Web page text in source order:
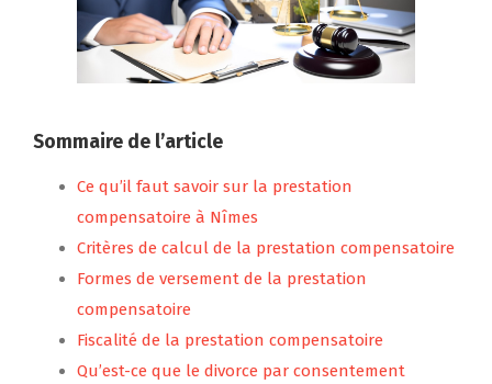
Sommaire de l’article
Ce qu’il faut savoir sur la prestation
compensatoire à Nîmes
Critères de calcul de la prestation compensatoire
Formes de versement de la prestation
compensatoire
Fiscalité de la prestation compensatoire
Qu’est-ce que le divorce par consentement